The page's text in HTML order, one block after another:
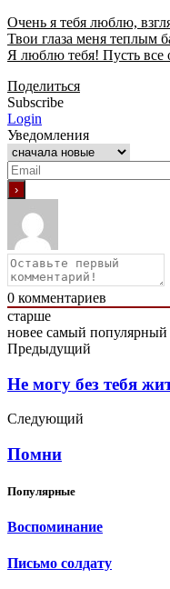
Очень я тебя люблю,
Твои глаза меня теплым
Я люблю тебя! Пусть все
Поделиться
Subscribe
Login
Уведомления
0 комментариев
старше
новее самый популярный
Предыдущий
Не могу без тебя
Следующий
Помни
Популярные
Воспоминание
Письмо солдату